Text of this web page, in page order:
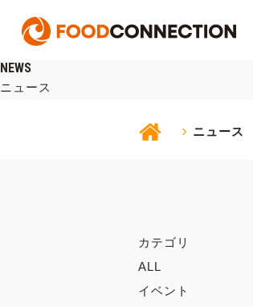
NEWS
ニュース
ニュース
カテゴリ
ALL
イベント